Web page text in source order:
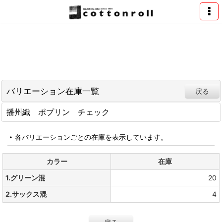
バリエーション在庫一覧 戻る
播州織 ポプリン チェック
各バリエーションごとの在庫を表示しています。
カラー
在庫
1.グリーン混
20
2.サックス混
4